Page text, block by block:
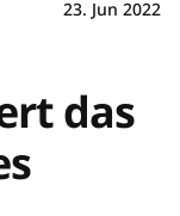
23. Jun 2022
das